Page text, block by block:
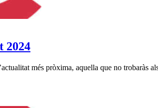
2024
més pròxima, aquella que no